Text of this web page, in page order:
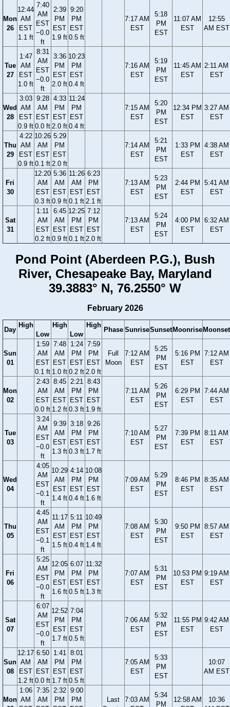
Mon
26
12:44
AM
EST
1.1 ft
7:40
AM
EST
−0.0
ft
2:39
PM
EST
1.9 ft
9:20
PM
EST
0.5 ft
7:17 AM
EST
5:18
PM
EST
11:07 AM
EST
12:55
AM EST
Tue
27
1:47
AM
EST
1.0 ft
8:31
AM
EST
−0.0
ft
3:36
PM
EST
2.0 ft
10:23
PM
EST
0.4 ft
7:16 AM
EST
5:19
PM
EST
11:45 AM
EST
2:11 AM
EST
Wed
28
3:03
AM
EST
0.9 ft
9:28
AM
EST
0.0 ft
4:33
PM
EST
2.0 ft
11:24
PM
EST
0.4 ft
7:15 AM
EST
5:20
PM
EST
12:34 PM
EST
3:27 AM
EST
Thu
29
4:22
AM
EST
0.9 ft
10:26
AM
EST
0.1 ft
5:29
PM
EST
2.0 ft
7:14 AM
EST
5:21
PM
EST
1:33 PM
EST
4:38 AM
EST
Fri
30
12:20
AM
EST
0.3 ft
5:36
AM
EST
0.9 ft
11:26
AM
EST
0.1 ft
6:23
PM
EST
2.1 ft
7:13 AM
EST
5:23
PM
EST
2:44 PM
EST
5:41 AM
EST
Sat
31
1:11
AM
EST
0.2 ft
6:45
AM
EST
0.9 ft
12:25
PM
EST
0.1 ft
7:12
PM
EST
2.0 ft
7:13 AM
EST
5:24
PM
EST
4:00 PM
EST
6:32 AM
EST
Pond Point (Aberdeen P.G.), Bush
River, Chesapeake Bay, Maryland
39.3883° N, 76.2550° W
February 2026
Day
High
Low
High
Low
High
Phase SunriseSunset Moonrise Moonset
Sun
01
1:59
AM
EST
0.1 ft
7:48
AM
EST
1.0 ft
1:24
PM
EST
0.2 ft
7:59
PM
EST
2.0 ft
Full
Moon
7:12 AM
EST
5:25
PM
EST
5:16 PM
EST
7:12 AM
EST
Mon
02
2:43
AM
EST
0.0 ft
8:45
AM
EST
1.2 ft
2:21
PM
EST
0.3 ft
8:43
PM
EST
1.9 ft
7:11 AM
EST
5:26
PM
EST
6:29 PM
EST
7:44 AM
EST
Tue
03
3:24
AM
EST
−0.0
ft
9:39
AM
EST
1.3 ft
3:18
PM
EST
0.3 ft
9:26
PM
EST
1.7 ft
7:10 AM
EST
5:27
PM
EST
7:39 PM
EST
8:11 AM
EST
Wed
04
4:05
AM
EST
−0.1
ft
10:29
AM
EST
1.4 ft
4:14
PM
EST
0.4 ft
10:08
PM
EST
1.6 ft
7:09 AM
EST
5:29
PM
EST
8:46 PM
EST
8:35 AM
EST
Thu
05
4:45
AM
EST
−0.1
ft
11:17
AM
EST
1.5 ft
5:11
PM
EST
0.4 ft
10:49
PM
EST
1.4 ft
7:08 AM
EST
5:30
PM
EST
9:50 PM
EST
8:57 AM
EST
Fri
06
5:25
AM
EST
−0.0
ft
12:05
PM
EST
1.6 ft
6:07
PM
EST
0.5 ft
11:32
PM
EST
1.3 ft
7:07 AM
EST
5:31
PM
EST
10:53 PM
EST
9:19 AM
EST
Sat
07
6:07
AM
EST
−0.0
ft
12:52
PM
EST
1.7 ft
7:04
PM
EST
0.5 ft
7:06 AM
EST
5:32
PM
EST
11:55 PM
EST
9:42 AM
EST
Sun
08
12:17
AM
EST
1.2 ft
6:50
AM
EST
0.0 ft
1:41
PM
EST
1.7 ft
8:01
PM
EST
0.5 ft
7:05 AM
EST
5:33
PM
EST
10:07
AM EST
Mon
1:06
AM
7:35
AM
2:32
PM
9:00
PM
Last
7:03 AM
5:34
PM
12:58 AM
10:36